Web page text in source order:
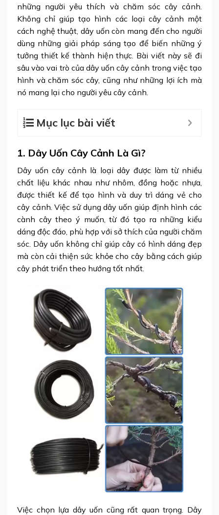
những người yêu thích và chăm sóc cây cảnh.
Không chỉ giúp tạo hình các loại cây cảnh một
cách nghệ thuật, dây uốn còn mang đến cho người
dùng những giải pháp sáng tạo để biến những ý
tưởng thiết kế thành hiện thực. Bài viết này sẽ đi
sâu vào vai trò của dây uốn cây cảnh trong việc tạo
hình và chăm sóc cây, cũng như những lợi ích mà
nó mang lại cho người yêu cây cảnh.
Mục lục bài viết
1. Dây Uốn Cây Cảnh Là Gì?
Dây uốn cây cảnh là loại dây được làm từ nhiều
chất liệu khác nhau như nhôm, đồng hoặc nhựa,
được thiết kế để tạo hình và duy trì dáng vẻ cho
cây cảnh. Việc sử dụng dây uốn giúp định hình các
cành cây theo ý muốn, từ đó tạo ra những kiểu
dáng độc đáo, phù hợp với sở thích của người chăm
sóc. Dây uốn không chỉ giúp cây có hình dáng đẹp
mà còn cải thiện sức khỏe cho cây bằng cách giúp
cây phát triển theo hướng tốt nhất.
Việc chọn lựa dây uốn cũng rất quan trọng. Dây